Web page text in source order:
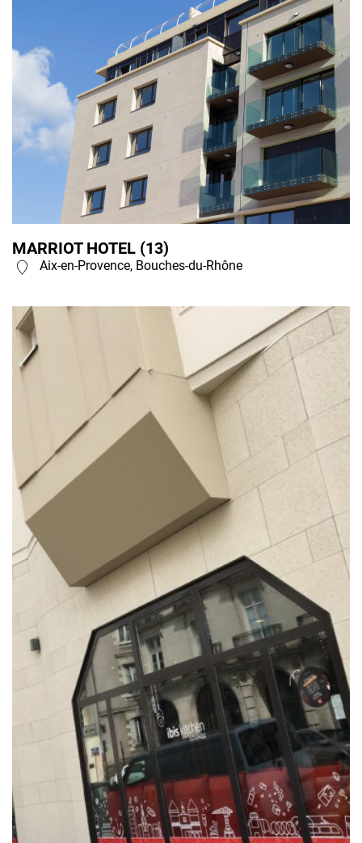
MARRIOT HOTEL (13)
Aix-en-Provence, Bouches-du-Rhône